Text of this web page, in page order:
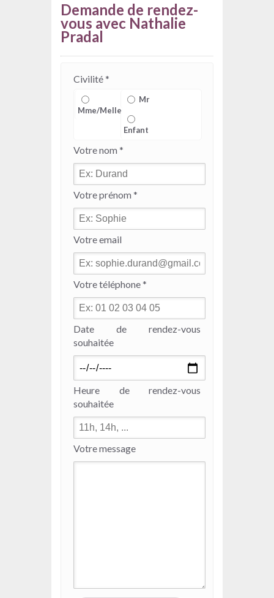
Demande de rendez-
vous avec Nathalie
Pradal
Civilité *
Mme/Melle
Mr
Enfant
Votre nom *
Votre prénom *
Votre email
Votre téléphone *
Date de rendez-vous
souhaitée
Heure de rendez-vous
souhaitée
Votre message